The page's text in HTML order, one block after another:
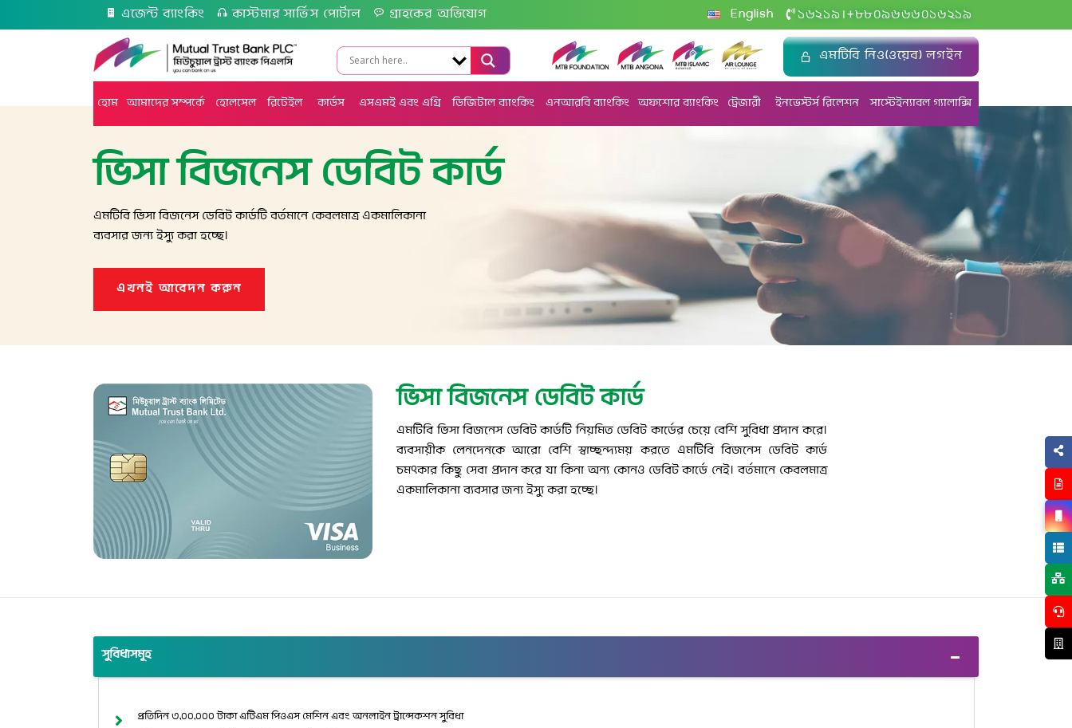
এজেন্ট ব্যাংকিং কাস্টমার সার্ভিস পোর্টাল গ্রাহকের অভিযোগ English ১৬২১৯ +৮৮০৯৬৬৬০১৬২১৯
এমটিবি নিও(ওয়েব) লগইন
হোম আমাদের সম্পর্কে হোলসেল রিটেইল কার্ডস এসএমই এবং এগ্রি ডিজিটাল ব্যাংকিং এনআরবি ব্যাংকিং অফশোর ব্যাংকিং ট্রেজারী ইনভেস্টর্স রিলেশন সাস্টেইন্যাবল গ্যালাক্সি
ভিসা বিজনেস ডেবিট কার্ড
এমটিবি ভিসা বিজনেস ডেবিট কার্ডটি বর্তমানে কেবলমাত্র একমালিকানা
ব্যবসার জন্য ইস্যু করা হচ্ছে।
এখনই আবেদন করুন
ভিসা বিজনেস ডেবিট কার্ড
এমটিবি ভিসা বিজনেস ডেবিট কার্ডটি নিয়মিত ডেবিট কার্ডের চেয়ে বেশি সুবিধা প্রদান করে।
ব্যবসায়ীক লেনদেনকে আরো বেশি স্বাচ্ছন্দ্যময় করতে এমটিবি বিজনেস ডেবিট কার্ড
চমৎকার কিছু সেবা প্রদান করে যা কিনা অন্য কোনও ডেবিট কার্ডে নেই। বর্তমানে কেবলমাত্র
একমালিকানা ব্যবসার জন্য ইস্যু করা হচ্ছে।
সুবিধাসমূহ
প্রতিদিন ৩,০০,০০০ টাকা এটিএম পিওএস মেশিন এবং অনলাইন ট্রান্সেকশন সুবিধা